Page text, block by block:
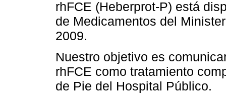
rhFCE (Heberprot-P) está
de Medicamentos del
2009.
Nuestro objetivo es
rhFCE como tratamiento
de Pie del Hospital Público.